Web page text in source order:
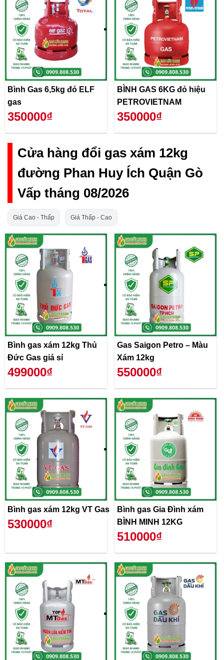
Bình Gas 6,5kg đỏ ELF
gas
350000₫
BÌNH GAS 6KG đỏ hiệu
PETROVIETNAM
350000₫
Cửa hàng đổi gas xám 12kg
đường Phan Huy Ích Quận Gò
Vấp tháng 08/2026
Giá Cao - Thấp Giá Thấp - Cao
Bình gas xám 12kg Thủ
Đức Gas giá sỉ
499000₫
Gas Saigon Petro – Màu
Xám 12kg
550000₫
Bình gas xám 12kg VT Gas
530000₫
Bình gas Gia Đình xám
BÌNH MINH 12KG
510000₫